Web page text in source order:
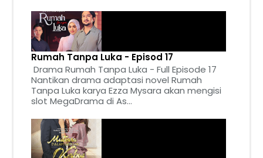
Rumah Tanpa Luka - Episod 17
Drama Rumah Tanpa Luka - Full Episode 17
Nantikan drama adaptasi novel Rumah
Tanpa Luka karya Ezza Mysara akan mengisi
slot MegaDrama di As...